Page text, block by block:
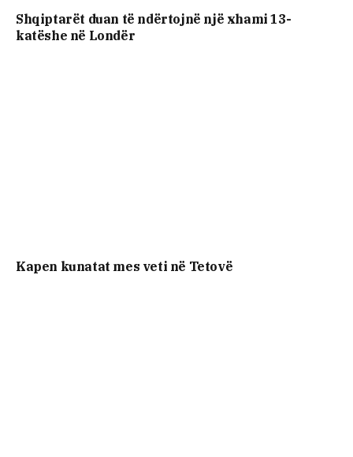
Shqiptarët duan të ndërtojnë një xhami 13-
katëshe në Londër
Kapen kunatat mes veti në Tetovë